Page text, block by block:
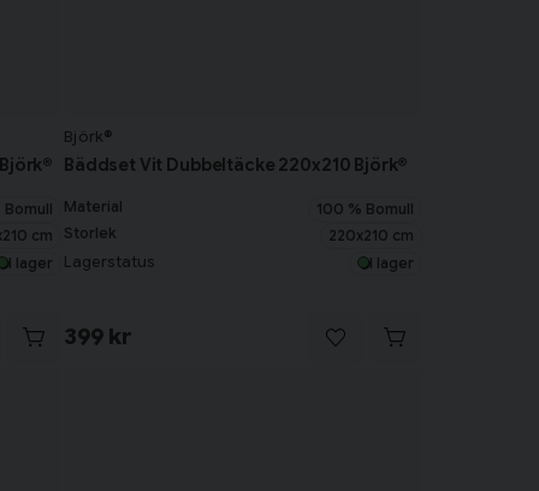
Bomull
cm
I lager
Björk®
Bäddset Vit Dubbeltäcke 220x210 Björk®
Material
100 % Bomull
Storlek
220x210 cm
Lagerstatus I lager
399 kr